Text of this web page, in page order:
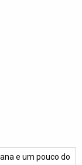
e um pouco do